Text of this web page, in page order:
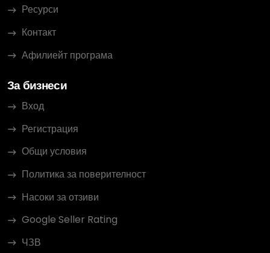
Ресурси
Контакт
Афилиейт програма
За бизнеси
Вход
Регистрация
Общи условия
Политика за поверителност
Насоки за отзиви
Google Seller Rating
ЧЗВ